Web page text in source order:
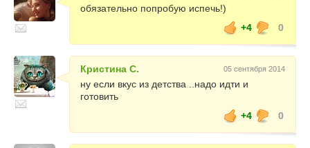
обязательно попробую испечь!)
+4
0
Кристина С. 05 сентября 2014
ну если вкус из детства ..надо идти и
готовить
+4
0